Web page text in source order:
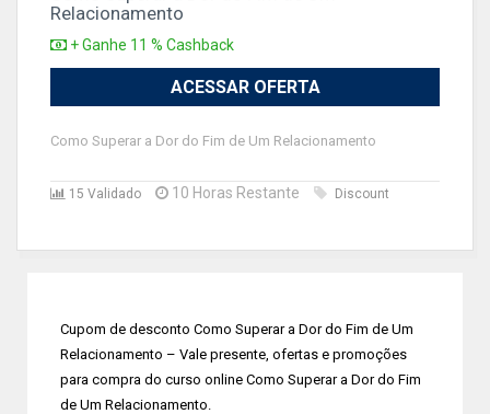
Relacionamento
+ Ganhe 11 % Cashback
ACESSAR OFERTA
Como Superar a Dor do Fim de Um Relacionamento
15 Validado 10 Horas Restante Discount
Cupom de desconto Como Superar a Dor do Fim de Um
Relacionamento – Vale presente, ofertas e promoções
para compra do curso online Como Superar a Dor do Fim
de Um Relacionamento.